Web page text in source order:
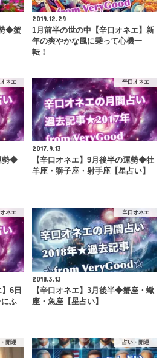
◆蟹
2019.12.29
1月前半の世の中【辛口オネエ】新
年の爽やかな風に乗って心機一
転！
ネエ
勢◆
辛口オネエ
2017.9.13
【辛口オネエ】9月後半の運勢◆牡
羊座・獅子座・射手座【星占い】
ネエ
6日
ふ
辛口オネエ
2018.3.13
【辛口オネエ】3月後半◆蟹座・蠍
座・魚座【星占い】
開運 占い・開運